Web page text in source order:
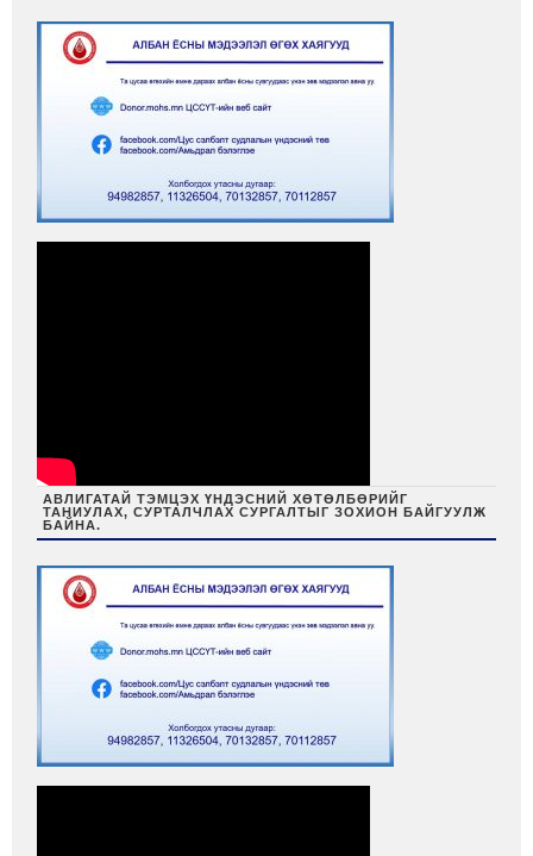
АВЛИГАТАЙ ТЭМЦЭХ ҮНДЭСНИЙ ХӨТӨЛБӨРИЙГ
ТАНИУЛАХ, СУРТАЛЧЛАХ СУРГАЛТЫГ ЗОХИОН БАЙГУУЛЖ
БАЙНА.